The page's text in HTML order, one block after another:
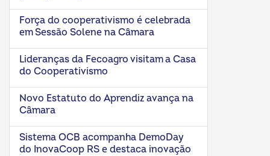
Força do cooperativismo é celebrada
em Sessão Solene na Câmara
Lideranças da Fecoagro visitam a Casa
do Cooperativismo
Novo Estatuto do Aprendiz avança na
Câmara
Sistema OCB acompanha DemoDay
do InovaCoop RS e destaca inovação